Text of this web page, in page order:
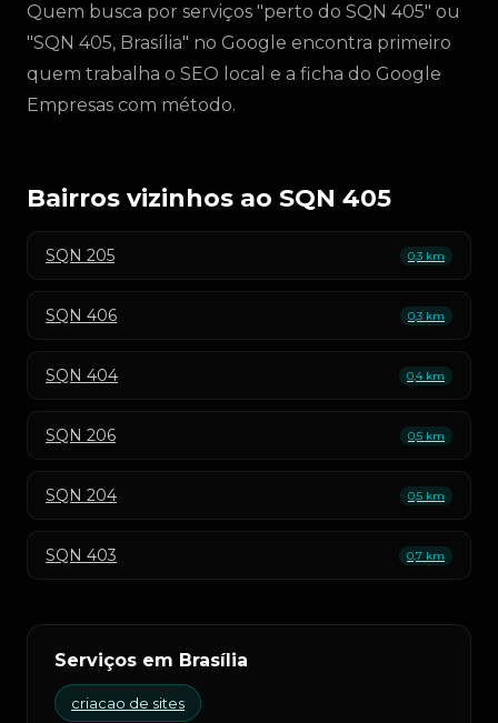
Quem busca por serviços "perto do SQN 405" ou
"SQN 405, Brasília" no Google encontra primeiro
quem trabalha o SEO local e a ficha do Google
Empresas com método.
Bairros vizinhos ao SQN 405
SQN 205 0,3 km
SQN 406 0,3 km
SQN 404 0,4 km
SQN 206 0,5 km
SQN 204 0,5 km
SQN 403 0,7 km
Serviços em Brasília
criacao de sites